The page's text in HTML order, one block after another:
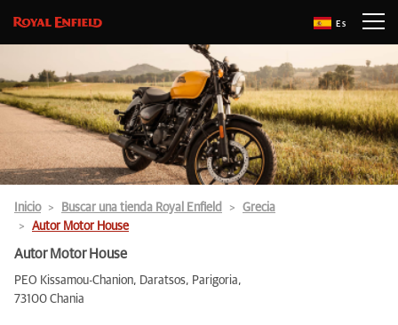
Es
Inicio Buscar una tienda Royal Enfield
Grecia
Autor Motor House
Autor Motor House
PEO Kissamou-Chanion, Daratsos, Parigoria,
73100 Chania